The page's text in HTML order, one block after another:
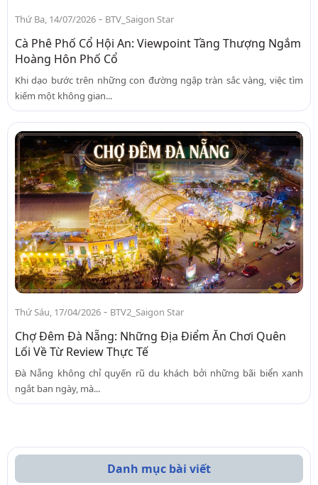
Thứ Ba, 14/07/2026 - BTV_Saigon Star
Cà Phê Phố Cổ Hội An: Viewpoint Tầng Thượng Ngắm
Hoàng Hôn Phố Cổ
Khi dạo bước trên những con đường ngập tràn sắc vàng, việc tìm
kiếm một không gian...
Thứ Sáu, 17/04/2026 - BTV2_Saigon Star
Chợ Đêm Đà Nẵng: Những Địa Điểm Ăn Chơi Quên
Lối Về Từ Review Thực Tế
Đà Nẵng không chỉ quyến rũ du khách bởi những bãi biển xanh
ngắt ban ngày, mà...
Danh mục bài viết